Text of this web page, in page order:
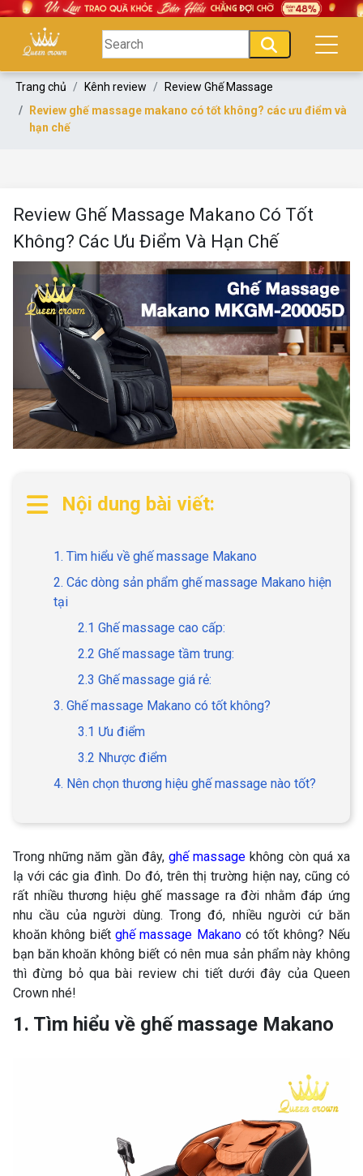
Trang chủ Kênh review
Review Ghế Massage
Review ghế massage makano có tốt không? các ưu điểm và
hạn chế
Review Ghế Massage Makano Có Tốt
Không? Các Ưu Điểm Và Hạn Chế
Nội dung bài viết:
1. Tìm hiểu về ghế massage Makano
2. Các dòng sản phẩm ghế massage Makano hiện
tại
2.1 Ghế massage cao cấp:
2.2 Ghế massage tầm trung:
2.3 Ghế massage giá rẻ:
3. Ghế massage Makano có tốt không?
3.1 Ưu điểm
3.2 Nhược điểm
4. Nên chọn thương hiệu ghế massage nào tốt?
Trong những năm gần đây, ghế massage không còn quá xa
lạ với các gia đình. Do đó, trên thị trường hiện nay, cũng có
rất nhiều thương hiệu ghế massage ra đời nhằm đáp ứng
nhu cầu của người dùng. Trong đó, nhiều người cứ băn
khoăn không biết ghế massage Makanocó tốt không? Nếu
bạn băn khoăn không biết có nên mua sản phẩm này không
thì đừng bỏ qua bài review chi tiết dưới đây của Queen
Crown nhé!
1. Tìm hiểu về ghế massage Makano